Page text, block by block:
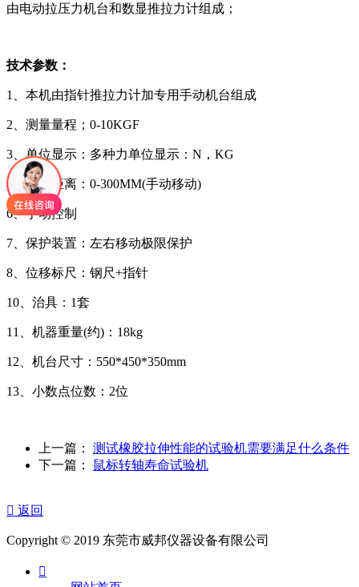
由电动拉压力机台和数显推拉力计组成；
技术参数：
1、本机由指针推拉力计加专用手动机台组成
2、测量量程；0-10KGF
3、单位显示：多种力单位显示：N，KG
4、标准距离：0-300MM(手动移动)
6、手动控制
7、保护装置：左右移动极限保护
8、位移标尺：钢尺+指针
10、治具：1套
11、机器重量(约)：18kg
12、机台尺寸：550*450*350mm
13、小数点位数：2位
上一篇： 测试橡胶拉伸性能的试验机需要满足什么条件
下一篇： 鼠标转轴寿命试验机
 返回
Copyright © 2019 东莞市威邦仪器设备有限公司
